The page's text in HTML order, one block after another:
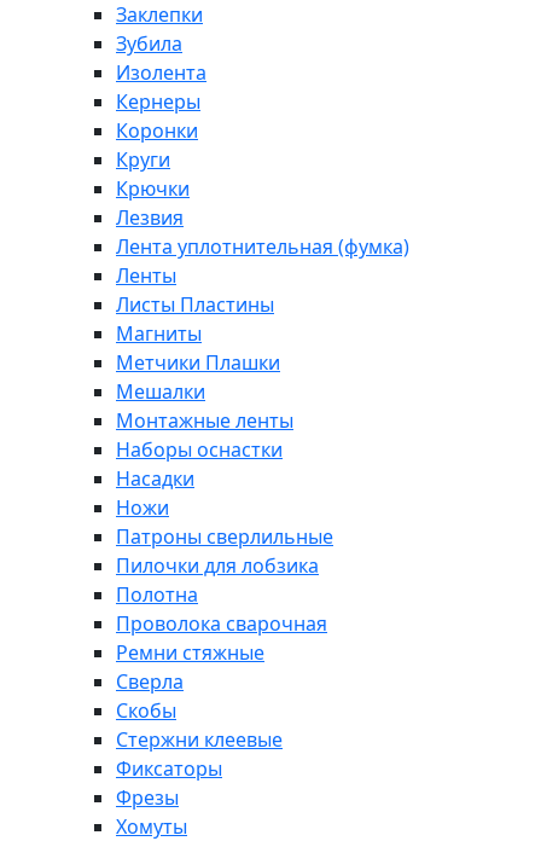
Заклепки
Зубила
Изолента
Кернеры
Коронки
Круги
Крючки
Лезвия
Лента уплотнительная (фумка)
Ленты
Листы Пластины
Магниты
Метчики Плашки
Мешалки
Монтажные ленты
Наборы оснастки
Насадки
Ножи
Патроны сверлильные
Пилочки для лобзика
Полотна
Проволока сварочная
Ремни стяжные
Сверла
Скобы
Стержни клеевые
Фиксаторы
Фрезы
Хомуты